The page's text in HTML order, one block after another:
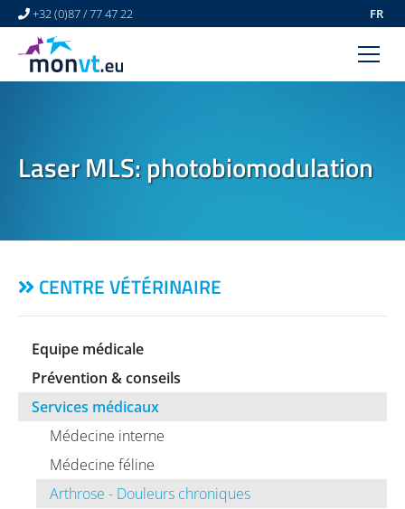
FR
+32 (0)87 / 77 47 22
DERMATOLOGIE VÉTÉRINAIRE
LIENS
VIDÉOS
Laser MLS: photobiomodulation
CENTRE VÉTÉRINAIRE
Equipe médicale
Prévention & conseils
Services médicaux
Médecine interne
Médecine féline
Arthrose - Douleurs chroniques